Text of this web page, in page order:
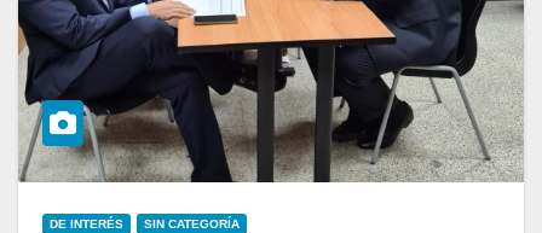
DE INTERÉS SIN CATEGORÍA